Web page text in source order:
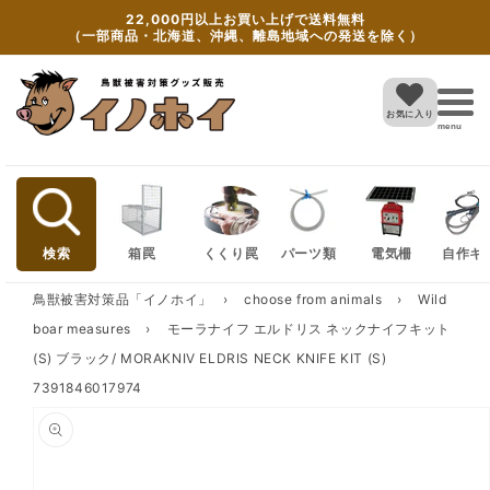
content
22,000円以上お買い上げで送料無料
（一部商品・北海道、沖縄、離島地域への発送を除く）
お気に入り
menu
検索 箱罠 くくり罠 パーツ類 電気柵 自作キ
鳥獣被害対策品「イノホイ」 › choose from animals ›
Wild
boar measures
›
モーラナイフ エルドリス ネックナイフキット
(S) ブラック/ MORAKNIV ELDRIS NECK KNIFE KIT (S)
7391846017974
product